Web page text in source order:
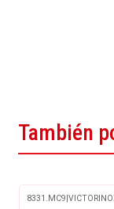
También
8331.MC9|